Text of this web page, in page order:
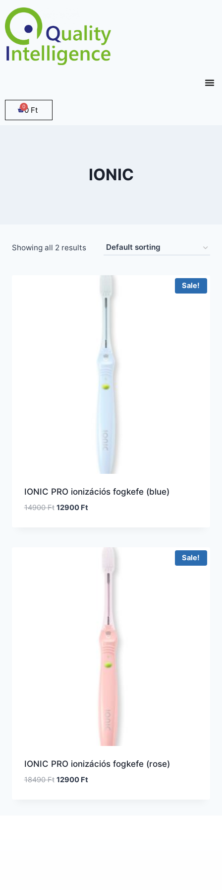
0 Ft
IONIC
Showing all 2 results
Sale!
IONIC PRO ionizációs fogkefe (blue)
14900Ft 12900 Ft
Sale!
IONIC PRO ionizációs fogkefe (rose)
18490Ft 12900 Ft